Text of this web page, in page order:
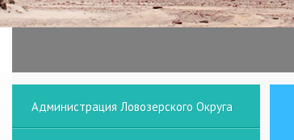
Администрация Ловозерского Округа